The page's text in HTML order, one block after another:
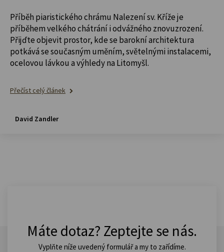
Příběh piaristického chrámu Nalezení sv. Kříže je
příběhem velkého chátrání i odvážného znovuzrození.
Přijďte objevit prostor, kde se barokní architektura
potkává se současným uměním, světelnými instalacemi,
ocelovou lávkou a výhledy na Litomyšl.
Přečíst celý článek
David Zandler
Máte dotaz? Zeptejte se nás.
Vyplňte níže uvedený formulář a my to zařídíme.